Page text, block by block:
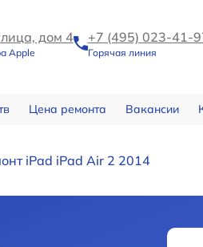
дом 4
Apple
+7 (495) 023-41-
Горячая линия
Цена ремонта Вакансии
iPad iPad Air 2 2014